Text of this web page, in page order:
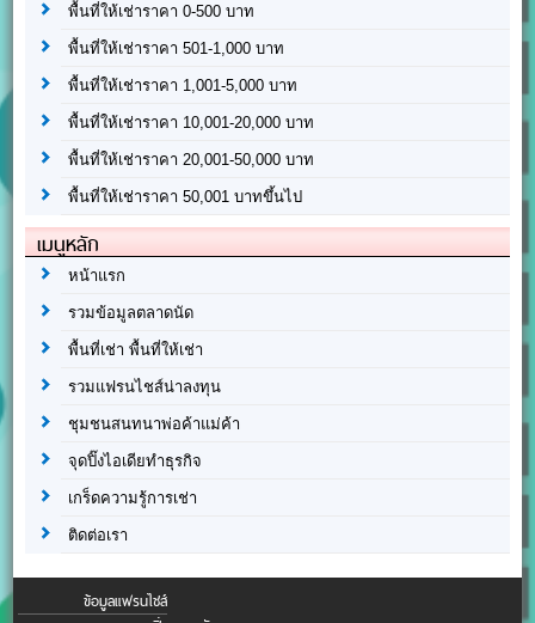
พื้นที่ให้เช่าราคา 0-500 บาท
พื้นที่ให้เช่าราคา 501-1,000 บาท
พื้นที่ให้เช่าราคา 1,001-5,000 บาท
พื้นที่ให้เช่าราคา 10,001-20,000 บาท
พื้นที่ให้เช่าราคา 20,001-50,000 บาท
พื้นที่ให้เช่าราคา 50,001 บาทขึ้นไป
เมนูหลัก
หน้าแรก
รวมข้อมูลตลาดนัด
พื้นที่เช่า พื้นที่ให้เช่า
รวมแฟรนไชส์น่าลงทุน
ชุมชนสนทนาพ่อค้าแม่ค้า
จุดปิ๊งไอเดียทำธุรกิจ
เกร็ดความรู้การเช่า
ติดต่อเรา
ข้อมูลแฟรนไชส์